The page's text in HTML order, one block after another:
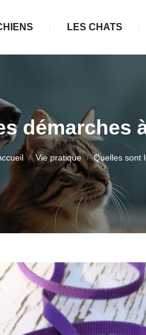
LES CHATS
démarches
Vie pratique Quelles sont